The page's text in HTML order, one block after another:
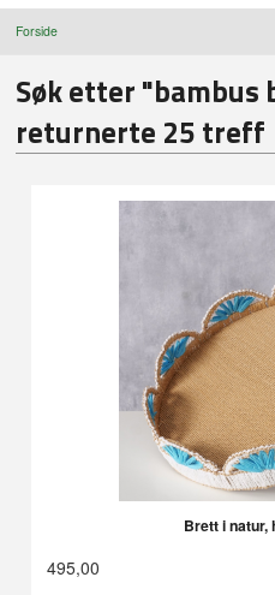
Forside
Søk etter
returnerte 25 treff
Brett i natur,
495,00